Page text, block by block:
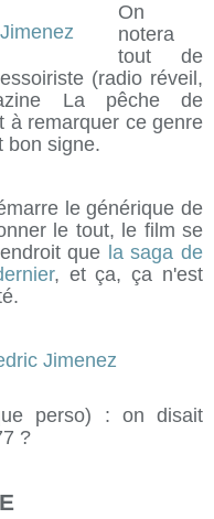
On
notera
tout de
(radio réveil,
La pêche de
à remarquer ce genre
bon signe.
le générique de
le tout, le film se
que la saga de
, et ça, ça n'est
perso) : on disait
?